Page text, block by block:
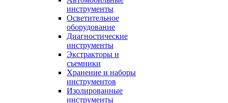
инструменты
Осветительное
оборудование
Диагностические
инструменты
Экстракторы и
съемники
Хранение и наборы
инструментов
Изолированные
инструменты